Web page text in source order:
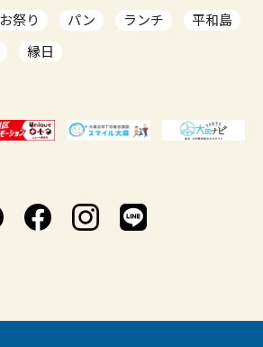
お祭り パン ランチ
平和島
縁日